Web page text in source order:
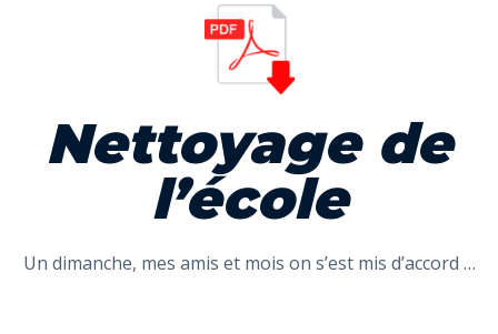
Nettoyage de
l’école
Un dimanche, mes amis et mois on s’est mis d’accord …